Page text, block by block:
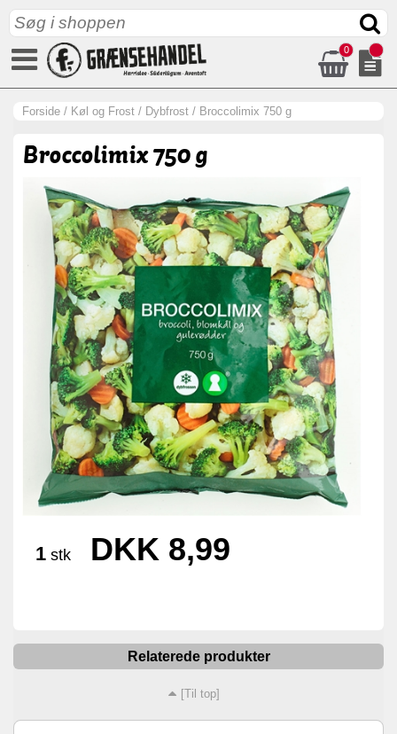
0
Forside / Køl og Frost / Dybfrost / Broccolimix 750 g
Broccolimix 750 g
1 stk DKK 8,99
Relaterede produkter
[Til top]